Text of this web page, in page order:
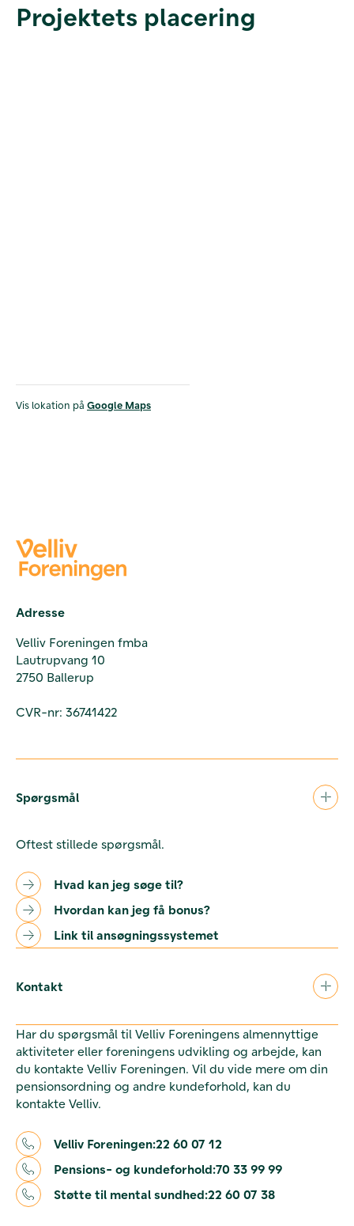
Projektets placering
Vis lokation på Google Maps
Adresse
Velliv Foreningen fmba
Lautrupvang 10
2750 Ballerup
CVR-nr: 36741422
Spørgsmål
Oftest stillede spørgsmål.
Hvad kan jeg søge til?
Hvordan kan jeg få bonus?
Link til ansøgningssystemet
Kontakt
Har du spørgsmål til Velliv Foreningens almennyttige
aktiviteter eller foreningens udvikling og arbejde, kan
du kontakte Velliv Foreningen. Vil du vide mere om din
pensionsordning og andre kundeforhold, kan du
kontakte Velliv.
Velliv Foreningen:22 60 07 12
Pensions- og kundeforhold:70 33 99 99
Støtte til mental sundhed:22 60 07 38